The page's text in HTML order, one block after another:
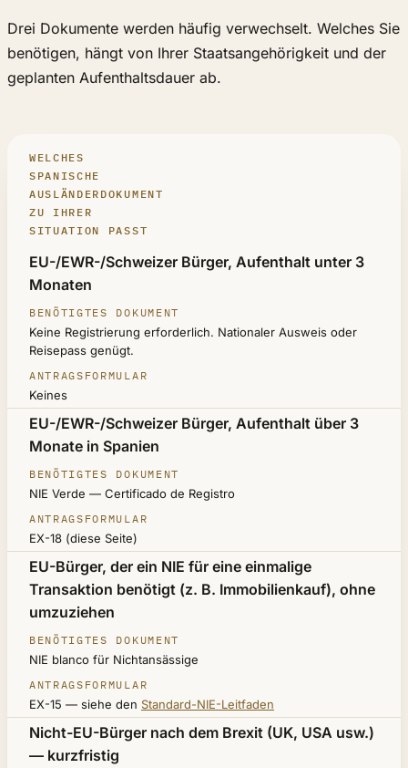
Drei Dokumente werden häufig verwechselt. Welches Sie
benötigen, hängt von Ihrer Staatsangehörigkeit und der
geplanten Aufenthaltsdauer ab.
WELCHES
SPANISCHE
AUSLÄNDERDOKUMENT
ZU IHRER
SITUATION PASST
IHRE SITUATION
BENÖTIGTES DOKUMENT
ANTRAGSFORMULAR
EU-/EWR-/Schweizer Bürger, Aufenthalt unter 3
Monaten
Keine Registrierung erforderlich. Nationaler Ausweis oder
Reisepass genügt.
Keines
EU-/EWR-/Schweizer Bürger, Aufenthalt über 3
Monate in Spanien
NIE Verde — Certificado de Registro
EX-18 (diese Seite)
EU-Bürger, der ein NIE für eine einmalige
Transaktion benötigt (z. B. Immobilienkauf), ohne
umzuziehen
NIE blanco für Nichtansässige
EX-15 — siehe den Standard-NIE-Leitfaden
Nicht-EU-Bürger nach dem Brexit (UK, USA usw.)
— kurzfristig